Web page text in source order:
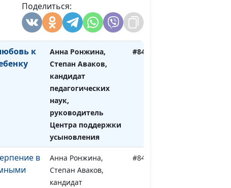
Поделиться:наук, руководитель
Центра поддержки
усыновления
к
Анна Ронжина,
Степан Аваков,
кандидат
педагогических
наук,
руководитель
Центра поддержки
усыновления
#843
в
Анна Ронжина,
Степан Аваков,
кандидат
#842